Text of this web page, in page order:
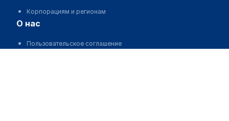
Корпорациям и регионам
о нас
Пользовательское соглашение